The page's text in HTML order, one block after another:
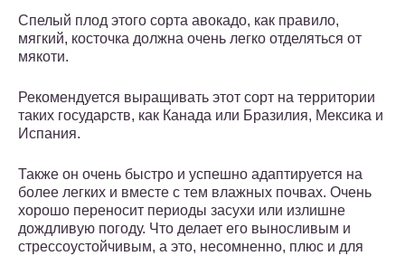
Спелый плод этого сорта авокадо, как правило,
мягкий, косточка должна очень легко отделяться от
мякоти.
Рекомендуется выращивать этот сорт на территории
таких государств, как Канада или Бразилия, Мексика и
Испания.
Также он очень быстро и успешно адаптируется на
более легких и вместе с тем влажных почвах. Очень
хорошо переносит периоды засухи или излишне
дождливую погоду. Что делает его выносливым и
стрессоустойчивым, а это, несомненно, плюс и для